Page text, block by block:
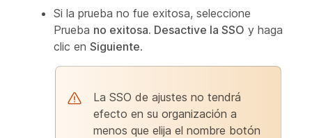
Si la prueba no fue exitosa, seleccione
Prueba no exitosa. Desactive la SSO y haga
clic en Siguiente.
La SSO de ajustes no tendrá
efecto en su organización a
menos que elija el nombre botón